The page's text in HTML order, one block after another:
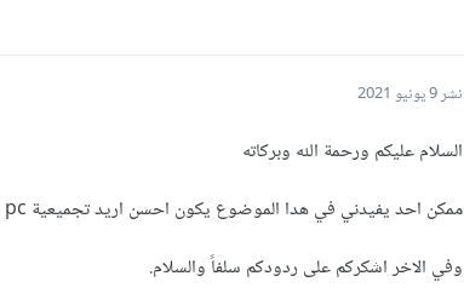
نشر9 يونيو 2021
السلام عليكم ورحمة الله وبركاته
ممكن احد يفيدني في هدا الموضوع يكون احسن اريد تجميعية pc
وفي الاخر اشكركم على ردودكم سلفاً والسلام.